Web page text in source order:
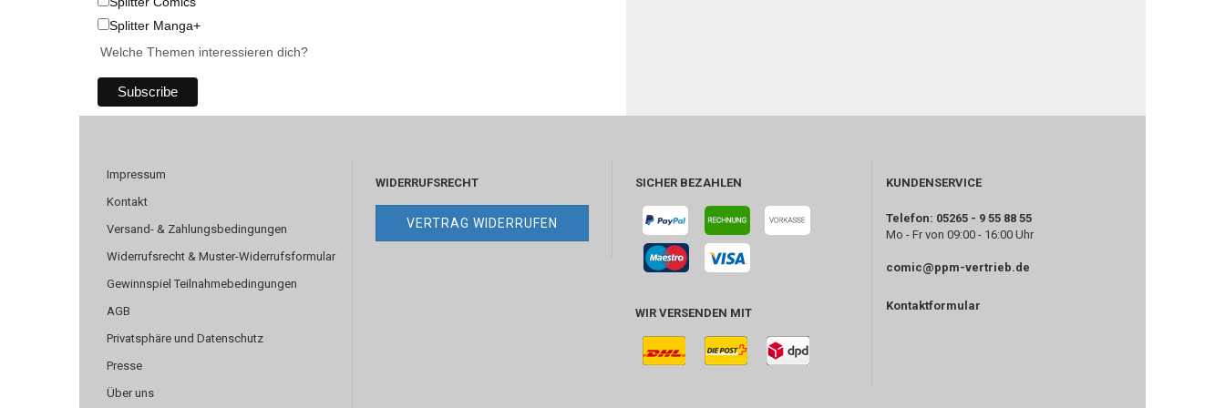
Splitter Manga+
Welche Themen interessieren dich?
Impressum
Kontakt
Versand- & Zahlungsbedingungen
Widerrufsrecht & Muster-Widerrufsformular
Gewinnspiel Teilnahmebedingungen
AGB
Privatsphäre und Datenschutz
Presse
Über uns
WIDERRUFSRECHT
VERTRAG WIDERRUFEN
SICHER BEZAHLEN
WIR VERSENDEN MIT
KUNDENSERVICE
Telefon: 05265 - 9 55 88 55
Mo - Fr von 09:00 - 16:00 Uhr
comic@ppm-vertrieb.de
Kontaktformular